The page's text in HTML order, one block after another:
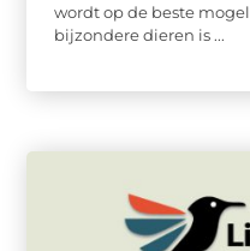
wordt op de beste
bijzondere dieren is ...